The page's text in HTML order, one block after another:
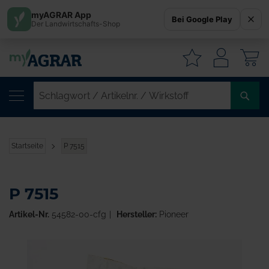
Startseite P 7515
P 7515
Artikel-Nr. 54582-00-cfg Hersteller:Pioneer
myAGRAR App
Der Landwirtschafts-Shop Bei Google Play